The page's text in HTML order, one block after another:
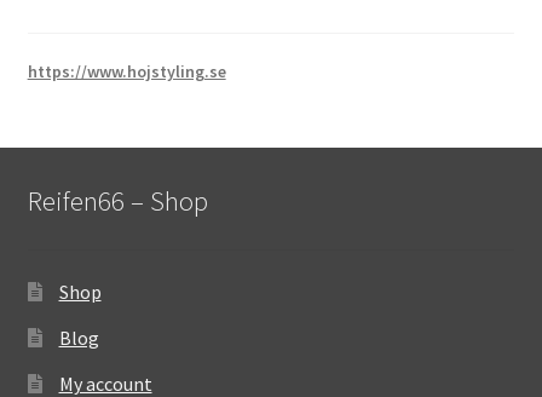
https://www.hojstyling.se
Reifen66 – Shop
Shop
Blog
My account